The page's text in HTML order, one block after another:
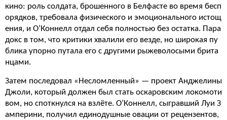
кино: роль солдата, брошенного в Белфасте во время бесп
орядков, требовала физического и эмоционального истощ
ения, и О’Коннелл отдал себя полностью без остатка. Пара
докс в том, что критики хвалили его везде, но широкая пу
блика упорно путала его с другими рыжеволосыми брита
нцами.
Затем последовал «Несломленный» — проект Анджелины
Джоли, который должен был стать оскаровским локомоти
вом, но споткнулся на взлёте. О’Коннелл, сыгравший Луи З
амперини, получил единодушные овации от рецензентов,